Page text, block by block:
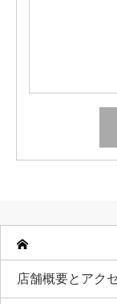
店舗概要とアク